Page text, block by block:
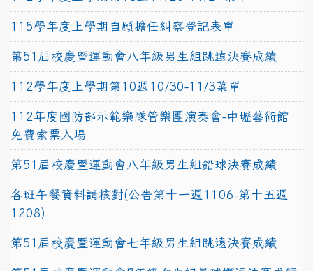
115學年度上學期自願擔任糾察登記表單
第51屆校慶暨運動會八年級男生組跳遠決賽成績
112學年度上學期第10週10/30-11/3菜單
112年度國防部示範樂隊管樂團演奏會-中壢藝術館
免費索票入場
第51屆校慶暨運動會八年級男生組鉛球決賽成績
各班午餐資料請核對(公告第十一週1106-第十五週
1208)
第51屆校慶暨運動會七年級男生組跳遠決賽成績